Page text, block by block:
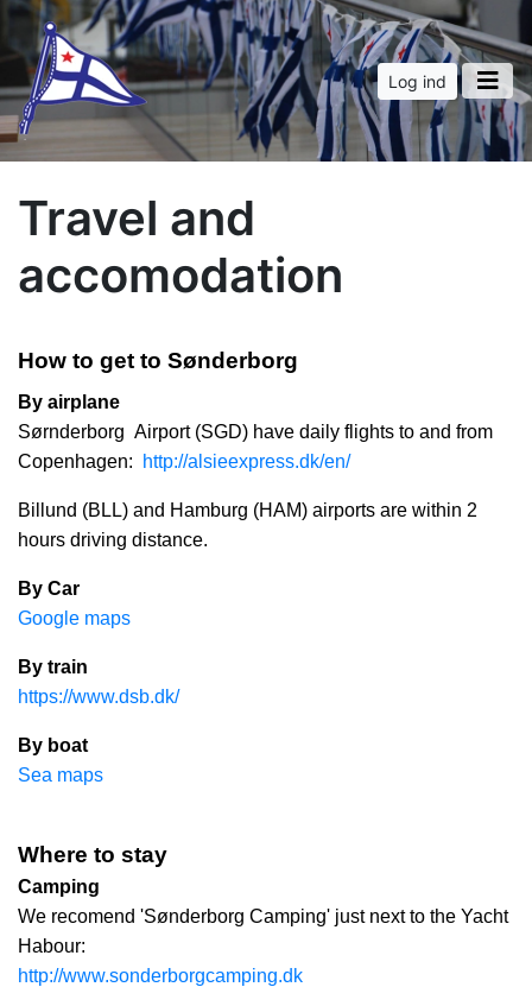
Log ind
Travel and
accomodation
How to get to Sønderborg
By airplane
Sørnderborg Airport (SGD) have daily flights to and from
Copenhagen:
http://alsieexpress.dk/en/
Billund (BLL) and Hamburg (HAM) airports are within 2
hours driving distance.
By Car
Google maps
By train
https://www.dsb.dk/
By boat
Sea maps
Where to stay
Camping
We recomend 'Sønderborg Camping' just next to the Yacht
Habour:
http://www.sonderborgcamping.dk